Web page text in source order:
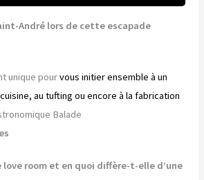
André lors de cette escapade
unique pourvous initier ensemble à un
au tufting ou encore à la fabrication
Balade
love room et en quoi diffère-t-elle d’une